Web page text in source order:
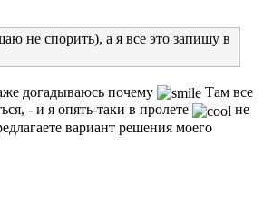
не спорить), а я все это запишу в
догадываюсь почему
Там все
- и я опять-таки в пролете
не
вариант решения моего